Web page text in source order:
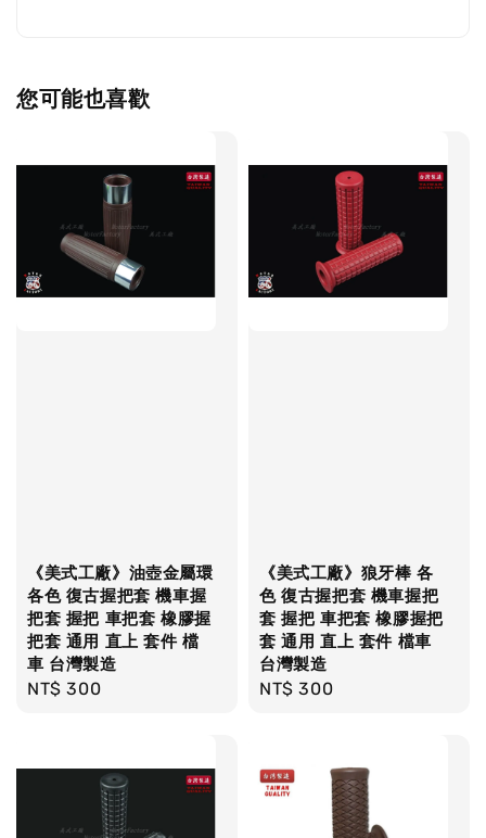
您可能也喜歡
《美式工廠》油壺金屬環
各色 復古握把套 機車握
把套 握把 車把套 橡膠握
把套 通用 直上 套件 檔
車 台灣製造
Regular
NT$ 300
《美式工廠》狼牙棒 各
色 復古握把套 機車握把
套 握把 車把套 橡膠握把
套 通用 直上 套件 檔車
台灣製造
Regular
NT$ 300